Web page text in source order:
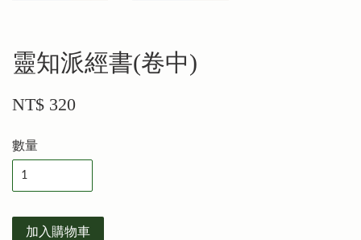
靈知派經書(卷中)
NT$ 320
數量
加入購物車